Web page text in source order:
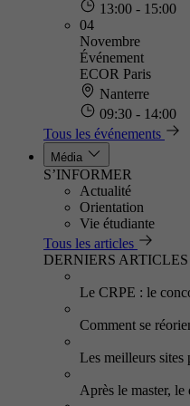
13:00 - 15:00
04
Novembre
Événement
ECOR Paris
Nanterre
09:30 - 14:00
Tous les événements
Média
S’INFORMER
Actualité
Orientation
Vie étudiante
Tous les articles
DERNIERS ARTICLES
Le CRPE : le
Comment se
Les meilleurs sites
Après le master,